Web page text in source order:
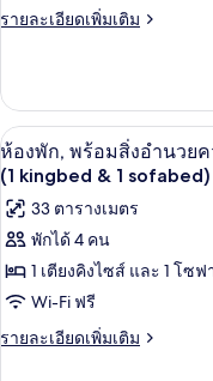
ลัก
หลาย
เตียง,
ระเบียง
(Gulf
View)
รายละเอียดเพิ่มเติม
ราย
เกี่ยว
กับ
ห้อง
ดี
ลัก
ซ์,
หลาย
ระเบียง
(Gulf
เปิด
ภาพถ่าย
ทั้งหมด
ของ
ห้อง
พัก,
พร้อม
5
ห้องพัก, พร้อมสิ่งอำนวย
(1 kingbed & 1 sofabed)
33 ตารางเมตร
พักได้ 4 คน
1 เตียงคิงไซส์ และ 1 โซ
Wi-Fi ฟรี
รายละเอียดเพิ่มเติม
ราย